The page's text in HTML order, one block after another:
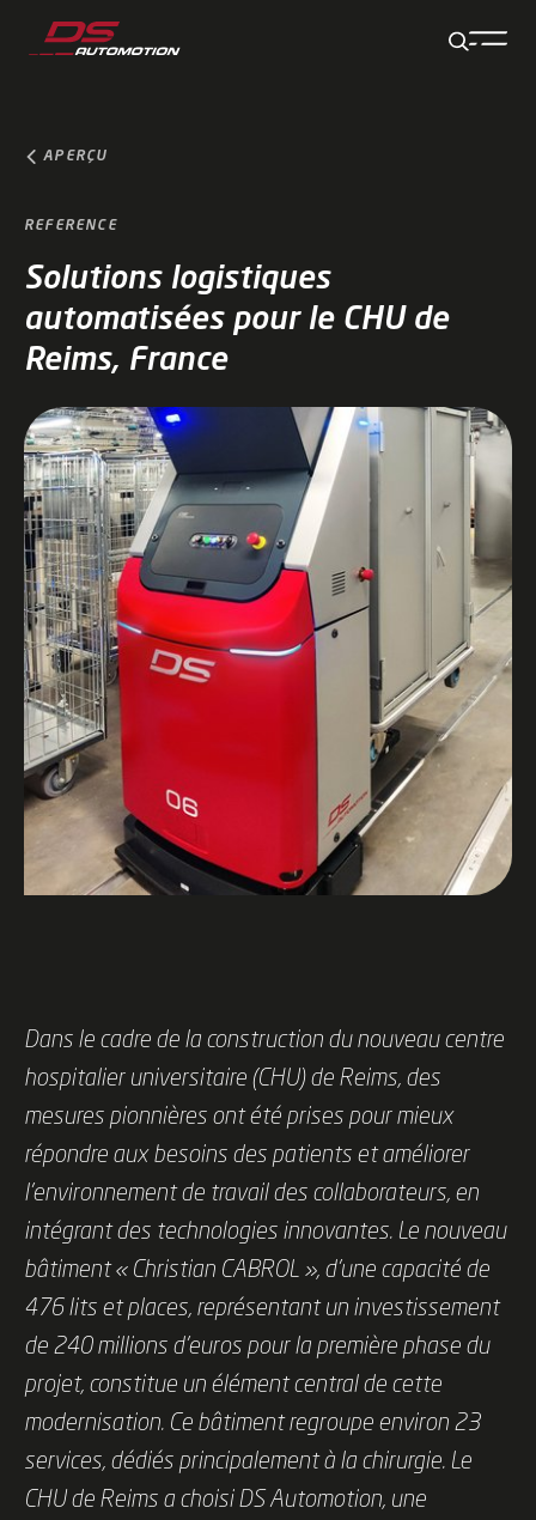
Aller au contenu principal
Aller au pied de page
Aller à la fin de la navigation
Aller au début de la navigation
APERÇU
REFERENCE
Solutions logistiques
automatisées pour le CHU de
Reims, France
Dans le cadre de la construction du nouveau centre
hospitalier universitaire (CHU) de Reims, des
mesures pionnières ont été prises pour mieux
répondre aux besoins des patients et améliorer
l’environnement de travail des collaborateurs, en
intégrant des technologies innovantes. Le nouveau
bâtiment « Christian CABROL », d’une capacité de
476 lits et places, représentant un investissement
de 240 millions d’euros pour la première phase du
projet, constitue un élément central de cette
modernisation. Ce bâtiment regroupe environ 23
services, dédiés principalement à la chirurgie. Le
CHU de Reims a choisi DS Automotion, une